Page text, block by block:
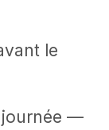
le
journée —